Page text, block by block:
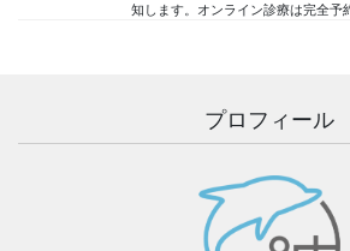
知します。オンライン診療は完全予
プロフィール